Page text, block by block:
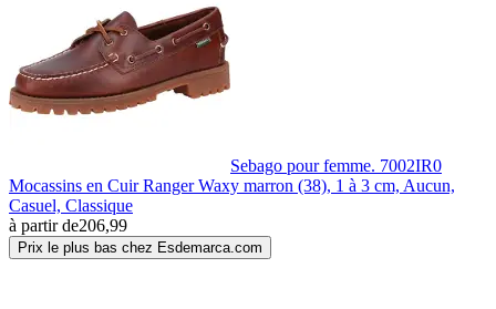
Sebago pour femme. 7002IR0
Mocassins en Cuir Ranger Waxy marron (38), 1 à 3 cm, Aucun,
Casuel, Classique
à partir de206,99
Prix le plus bas chez Esdemarca.com